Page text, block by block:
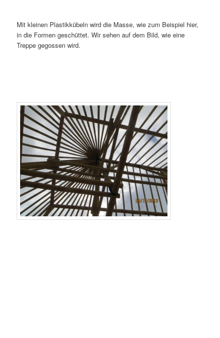
Mit kleinen Plastikkübeln wird die Masse, wie zum Beispiel hier,
in die Formen geschüttet. Wir sehen auf dem Bild, wie eine
Treppe gegossen wird.